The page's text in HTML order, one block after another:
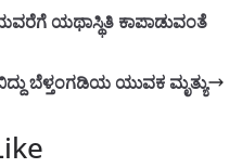
ಯಥಾಸ್ಥಿತಿ ಕಾಪಾಡುವಂತೆ
ಬೆಳ್ತಂಗಡಿಯ ಯುವಕ ಮೃತ್ಯು